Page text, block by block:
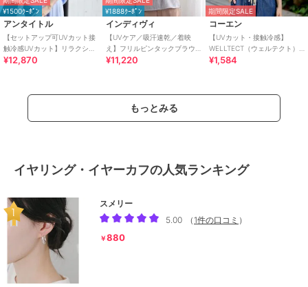
¥1500ｸｰﾎﾟﾝ
アンタイトル
【セットアップ可UVカット接
触冷感UVカット】リラクシー
キーVネックブラウス
¥12,870
¥1888ｸｰﾎﾟﾝ
インディヴィ
【UVケア／吸汗速乾／着映
え】フリルピンタックブラウ
ス
¥11,220
期間限定SALE
コーエン
【UVカット・接触冷感】
WELLTECT（ウェルテクト）
USAコットン フレアスリーブ
¥1,584
もっとみる
イヤリング・イヤーカフの人気ランキング
スメリー
5.00
（ 1件の口コミ ）
￥880